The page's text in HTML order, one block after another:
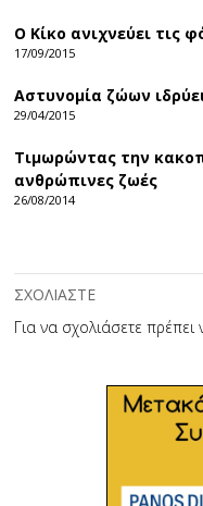
Ο Κίκο ανιχνεύει τις
17/09/2015
Αστυνομία ζώων
29/04/2015
Τιμωρώντας την
ανθρώπινες ζωές
26/08/2014
ΣΧΟΛΙΑΣΤΕ
Για να σχολιάσετε πρέπει